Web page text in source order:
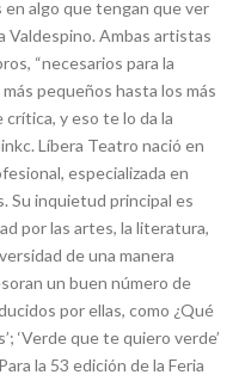
algo que tengan que ver
Valdespino. Ambas artistas
“necesarios para la
pequeños hasta los más
y eso te lo da la
Líbera Teatro nació en
especializada en
Su inquietud principal es
por las artes, la literatura,
de una manera
un buen número de
por ellas, como ¿Qué
‘Verde que te quiero verde’
la 53 edición de la Feria